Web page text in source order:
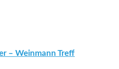
– Weinmann Treff